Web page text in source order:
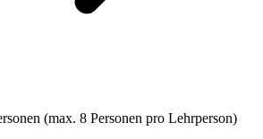
(max. 8 Personen pro Lehrperson)